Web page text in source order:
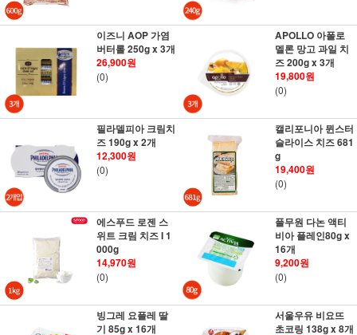
이즈니 AOP 가염
버터롤 250g x 3개
26,900원
(0)
APOLLO 아폴로
멜론 망고 과일 치
즈 200g x 3개
19,800원
(0)
필라델피아 크림치
즈 190g x 2개
12,300원
(0)
캘리포니아 뮌스터
슬라이스 치즈 681
g
19,400원
(0)
에스푸드 로젠 스
위트 크림 치즈 I 1
000g
14,970원
(0)
풀무원 다논 액티
비아 플레인80g x
16개
9,200원
(0)
빙그레 요플레 딸
기 85g x 16개
서울우유 비요뜨
초코링 138g x 8개